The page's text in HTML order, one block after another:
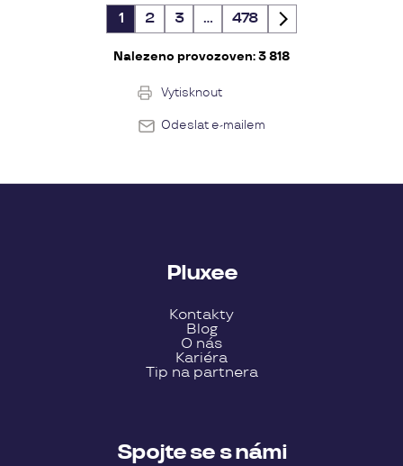
1 2 3 … 478
Nalezeno provozoven:3 818
Vytisknout
Odeslat e-mailem
Pluxee
Kontakty
Blog
O nás
Kariéra
Tip na partnera
Spojte se s námi